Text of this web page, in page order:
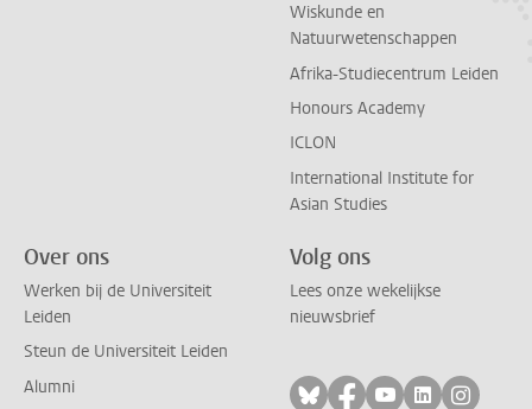
Wiskunde en
Natuurwetenschappen
Afrika-Studiecentrum Leiden
Honours Academy
ICLON
International Institute for
Asian Studies
Over ons
Werken bij de Universiteit
Leiden
Steun de Universiteit Leiden
Alumni
Volg ons
Lees onze wekelijkse
nieuwsbrief
Volg ons op bluesky
Volg ons op
Volg ons op
Volg ons
Volg